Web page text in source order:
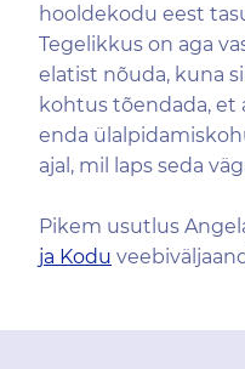
hooldekodu eest
Tegelikkus on aga
elatist nõuda, kuna
kohtus tõendada, et
enda
ajal, mil laps seda
Pikem usutlus
ja Kodu